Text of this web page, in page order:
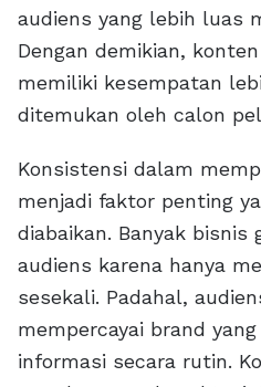
audiens yang lebih luas
Dengan demikian,
memiliki kesempatan
ditemukan oleh calon
Konsistensi dalam
menjadi faktor penting
diabaikan. Banyak bisnis
audiens karena hanya
sesekali. Padahal,
mempercayai brand
informasi secara rutin.